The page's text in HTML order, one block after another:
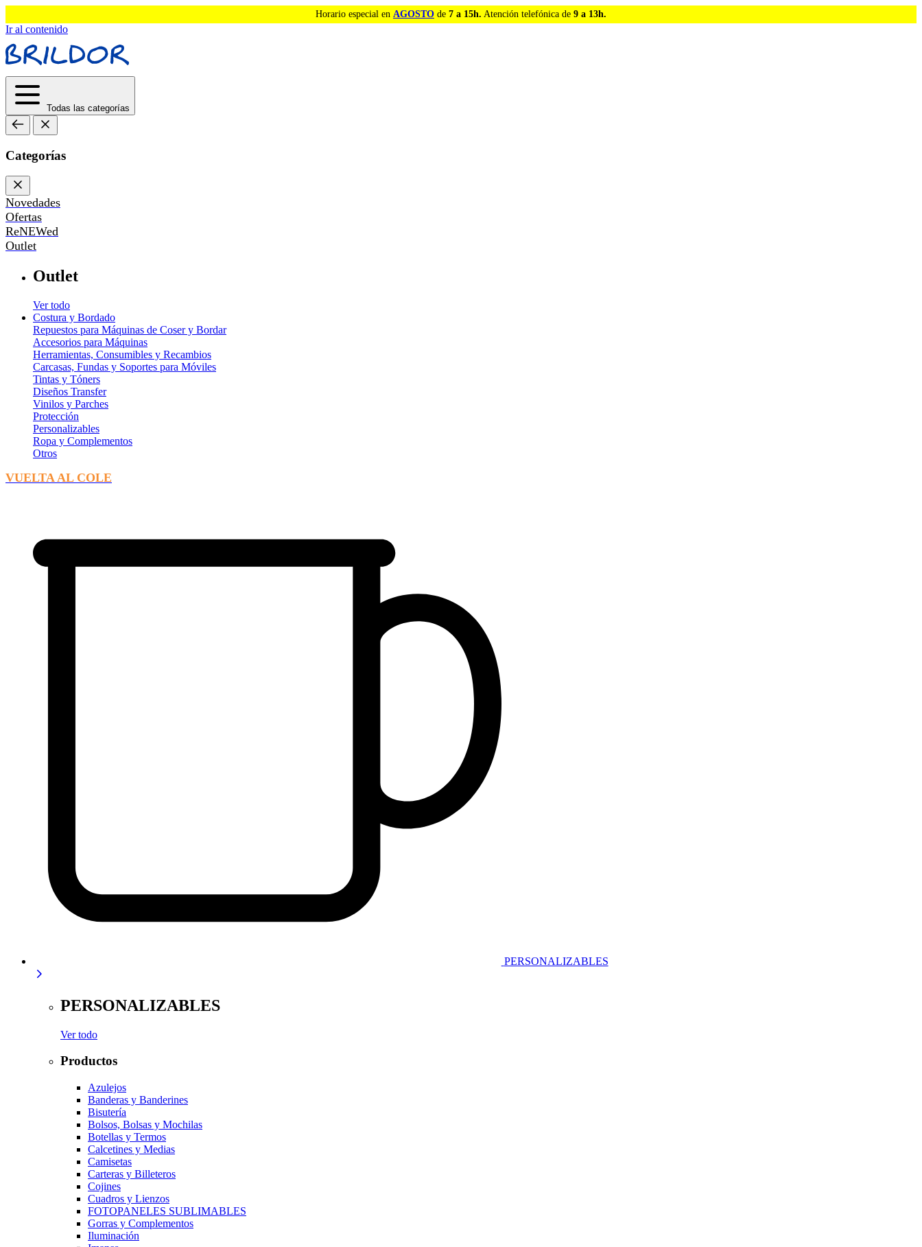
Horario especial en AGOSTO de 7 a 15h. Atención telefónica de 9 a 13h.
Ir al contenido
Todas las categorías
Categorías
Novedades
Ofertas
ReNEWed
Outlet
Outlet
Ver todo
Costura y Bordado
Repuestos para Máquinas de Coser y Bordar
Accesorios para Máquinas
Herramientas, Consumibles y Recambios
Carcasas, Fundas y Soportes para Móviles
Tintas y Tóners
Diseños Transfer
Vinilos y Parches
Protección
Personalizables
Ropa y Complementos
Otros
VUELTA AL COLE
PERSONALIZABLES
PERSONALIZABLES
Ver todo
Productos
Azulejos
Banderas y Banderines
Bisutería
Bolsos, Bolsas y Mochilas
Botellas y Termos
Calcetines y Medias
Camisetas
Carteras y Billeteros
Cojines
Cuadros y Lienzos
FOTOPANELES SUBLIMABLES
Gorras y Complementos
Iluminación